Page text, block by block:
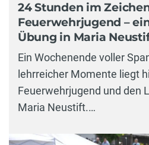
24 Stunden im
Feuerwehrjugend –
Übung in Maria
Ein Wochenende voller
lehrreicher Momente liegt
Feuerwehrjugend und den
Maria Neustift.…